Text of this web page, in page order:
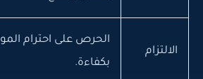
الالتزام
الحرص على احترام
بكفاءة.